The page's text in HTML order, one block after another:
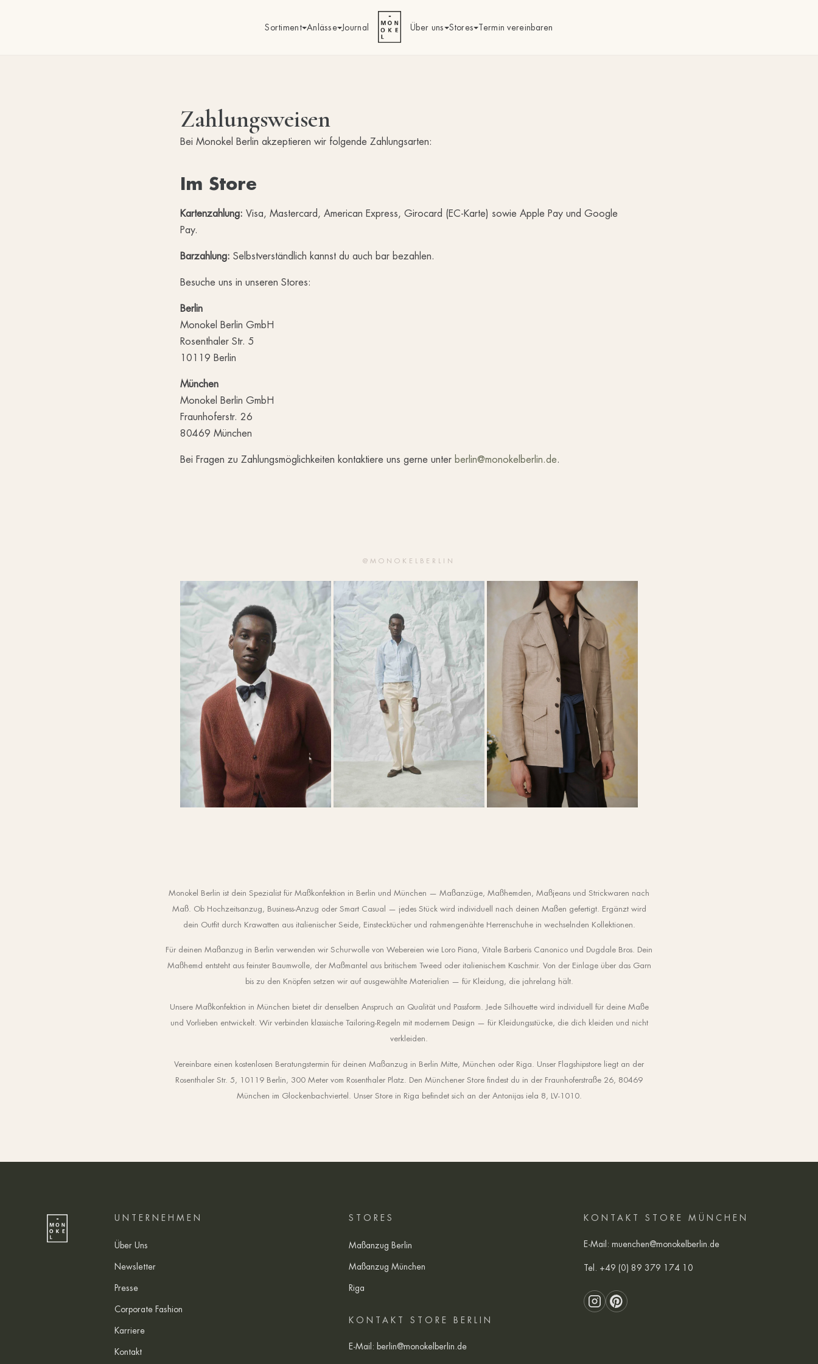
Sortiment Anlässe Journal Über uns Stores Termin vereinbaren
Zahlungsweisen
Bei Monokel Berlin akzeptieren wir folgende Zahlungsarten:
Im Store
Kartenzahlung: Visa, Mastercard, American Express, Girocard (EC-Karte) sowie Apple Pay und Google
Pay.
Barzahlung: Selbstverständlich kannst du auch bar bezahlen.
Besuche uns in unseren Stores:
Berlin
Monokel Berlin GmbH
Rosenthaler Str. 5
10119 Berlin
München
Monokel Berlin GmbH
Fraunhoferstr. 26
80469 München
Bei Fragen zu Zahlungsmöglichkeiten kontaktiere uns gerne unter berlin@monokelberlin.de.
@MONOKELBERLIN
Monokel Berlin ist dein Spezialist für Maßkonfektion in Berlin und München — Maßanzüge, Maßhemden, Maßjeans und Strickwaren nach
Maß. Ob Hochzeitsanzug, Business-Anzug oder Smart Casual — jedes Stück wird individuell nach deinen Maßen gefertigt. Ergänzt wird
dein Outfit durch Krawatten aus italienischer Seide, Einstecktücher und rahmengenähte Herrenschuhe in wechselnden Kollektionen.
Für deinen Maßanzug in Berlin verwenden wir Schurwolle von Webereien wie Loro Piana, Vitale Barberis Canonico und Dugdale Bros. Dein
Maßhemd entsteht aus feinster Baumwolle, der Maßmantel aus britischem Tweed oder italienischem Kaschmir. Von der Einlage über das Garn
bis zu den Knöpfen setzen wir auf ausgewählte Materialien — für Kleidung, die jahrelang hält.
Unsere Maßkonfektion in München bietet dir denselben Anspruch an Qualität und Passform. Jede Silhouette wird individuell für deine Maße
und Vorlieben entwickelt. Wir verbinden klassische Tailoring-Regeln mit modernem Design — für Kleidungsstücke, die dich kleiden und nicht
verkleiden.
Vereinbare einen kostenlosen Beratungstermin für deinen Maßanzug in Berlin Mitte, München oder Riga. Unser Flagshipstore liegt an der
Rosenthaler Str. 5, 10119 Berlin, 300 Meter vom Rosenthaler Platz. Den Münchener Store findest du in der Fraunhoferstraße 26, 80469
München im Glockenbachviertel. Unser Store in Riga befindet sich an der Antonijas iela 8, LV-1010.
UNTERNEHMEN
Über Uns
Newsletter
Presse
Corporate Fashion
Karriere
Kontakt
STORES
Maßanzug Berlin
Maßanzug München
Riga
KONTAKT STORE BERLIN
E-Mail: berlin@monokelberlin.de
KONTAKT STORE MÜNCHEN
E-Mail: muenchen@monokelberlin.de
Tel. +49 (0) 89 379 174 10